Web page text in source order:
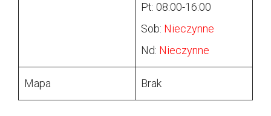
Pt: 08:00-16:00
Sob: Nieczynne
Nd: Nieczynne
Mapa Brak